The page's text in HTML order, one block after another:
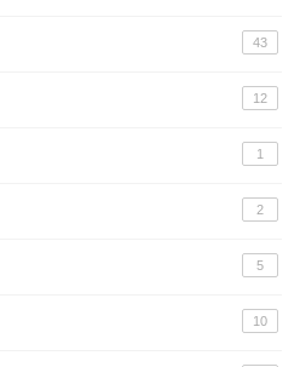
43
12
1
2
5
10